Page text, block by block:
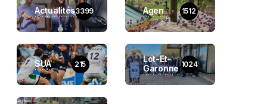
Actualités3399 Agen 1512
SUA 215
Lot-Et-
Garonne 1024